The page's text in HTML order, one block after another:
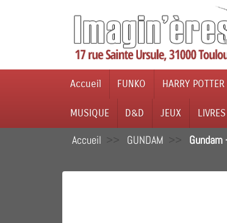
Accueil FUNKO HARRY POTTER
MUSIQUE D&D JEUX LIVRES
Accueil GUNDAM